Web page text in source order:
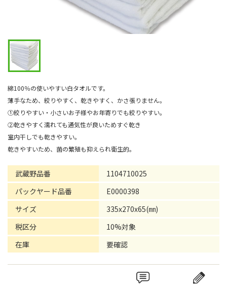
綿100％の使いやすい白タオルです。
薄手なため、絞りやすく、乾きやすく、かさ張りません。
①絞りやすい・小さいお子様やお年寄りでも絞りやすい。
②乾きやすく濡れても通気性が良いためすぐ乾き
室内干しでも乾きやすい。
乾きやすいため、菌の繁殖も抑えられ衛生的。
武蔵野品番
1104710025
パックヤード品番
E0000398
サイズ
335x270x65(㎜)
税区分
10%対象
在庫
要確認